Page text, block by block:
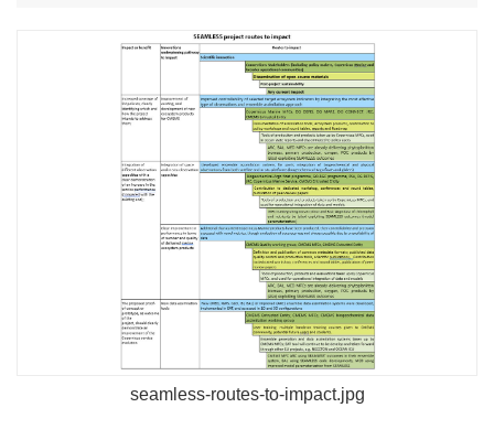
seamless-routes-to-impact.jpg